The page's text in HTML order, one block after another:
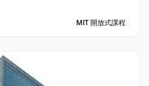
MIT 開放式課程